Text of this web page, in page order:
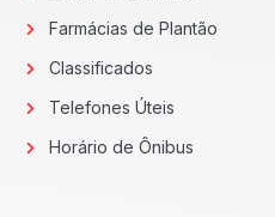
Farmácias de Plantão
Classificados
Telefones Úteis
Horário de Ônibus